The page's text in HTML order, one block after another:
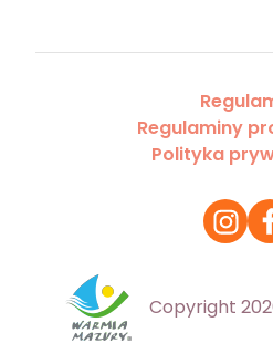
Regulaminy
Polityka
Copyright